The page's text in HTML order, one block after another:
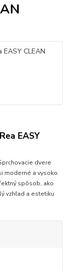
EASY
dvere
moderné a vysoko
spôsob, ako
vzhľad a estetiku